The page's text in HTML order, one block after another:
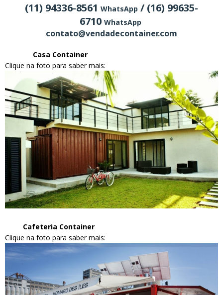
(11) 94336-8561 WhatsApp / (16) 99635-
6710 WhatsApp
contato@vendadecontainer.com
Casa Container
Clique na foto para saber mais:
Cafeteria Container
Clique na foto para saber mais: